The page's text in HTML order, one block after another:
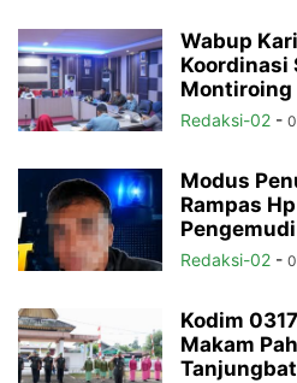
Wabup
Koordinasi
Montiroing
Redaksi-02 -
Modus
Rampas
Redaksi-02 -
Kodim
Makam